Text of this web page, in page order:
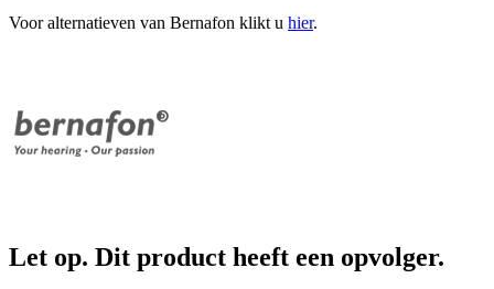
Voor alternatieven van Bernafon klikt u hier.
Let op. Dit product heeft een opvolger.